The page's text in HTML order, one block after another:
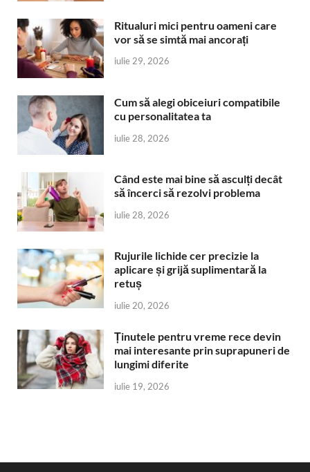
Ritualuri mici pentru oameni care
vor să se simtă mai ancorați
iulie 29, 2026
Cum să alegi obiceiuri compatibile
cu personalitatea ta
iulie 28, 2026
Când este mai bine să asculți decât
să încerci să rezolvi problema
iulie 28, 2026
Rujurile lichide cer precizie la
aplicare și grijă suplimentară la
retuș
iulie 20, 2026
Ținutele pentru vreme rece devin
mai interesante prin suprapuneri de
lungimi diferite
iulie 19, 2026